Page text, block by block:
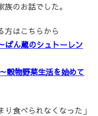
のお話でした。
方はこちらから
ん蔵のシュトーレン
穀物野菜生活を始めて
食べられなくなった」